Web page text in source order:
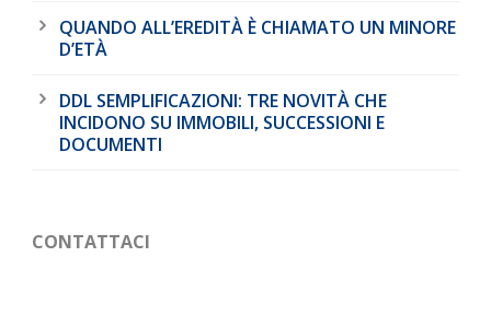
QUANDO ALL’EREDITÀ È CHIAMATO UN MINORE
D’ETÀ
DDL SEMPLIFICAZIONI: TRE NOVITÀ CHE
INCIDONO SU IMMOBILI, SUCCESSIONI E
DOCUMENTI
CONTATTACI